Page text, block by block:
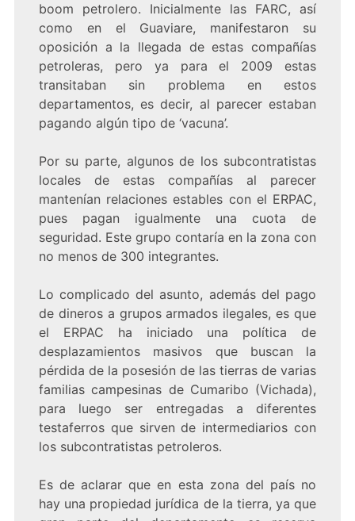
boom petrolero. Inicialmente las FARC, así
como en el Guaviare, manifestaron su
oposición a la llegada de estas compañías
petroleras, pero ya para el 2009 estas
transitaban sin problema en estos
departamentos, es decir, al parecer estaban
pagando algún tipo de ‘vacuna’.
Por su parte, algunos de los subcontratistas
locales de estas compañías al parecer
mantenían relaciones estables con el ERPAC,
pues pagan igualmente una cuota de
seguridad. Este grupo contaría en la zona con
no menos de 300 integrantes.
Lo complicado del asunto, además del pago
de dineros a grupos armados ilegales, es que
el ERPAC ha iniciado una política de
desplazamientos masivos que buscan la
pérdida de la posesión de las tierras de varias
familias campesinas de Cumaribo (Vichada),
para luego ser entregadas a diferentes
testaferros que sirven de intermediarios con
los subcontratistas petroleros.
Es de aclarar que en esta zona del país no
hay una propiedad jurídica de la tierra, ya que